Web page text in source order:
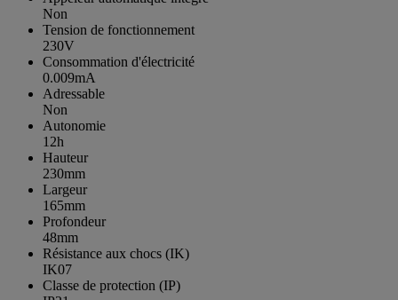
Non
Tension de fonctionnement
230V
Consommation d'électricité
0.009mA
Adressable
Non
Autonomie
12h
Hauteur
230mm
Largeur
165mm
Profondeur
48mm
Résistance aux chocs (IK)
IK07
Classe de protection (IP)